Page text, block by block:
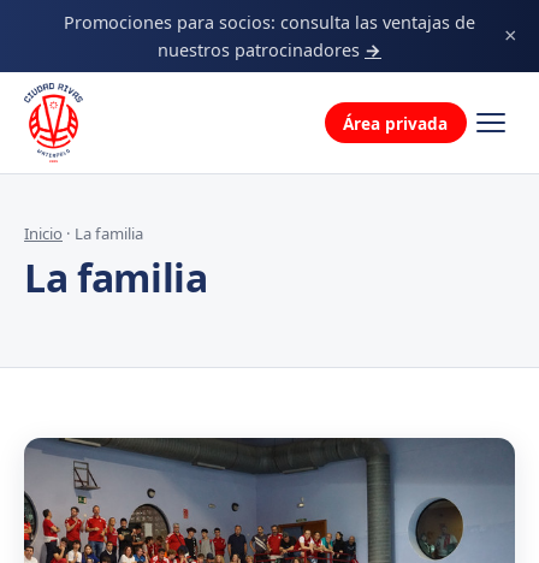
Promociones para socios: consulta las ventajas de
nuestros patrocinadores →
×
Decálogo
Área privada
Inicio · La familia
La familia